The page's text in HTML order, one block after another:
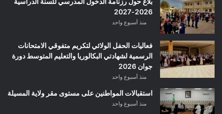
2026-2027
منذ أسبوع واحد
فعاليات الحفل الولائي لتكريم متفوقي الامتحانات
الرسمية لشهادتي البكالوريا والتعليم المتوسط دورة
جوان 2026
منذ أسبوع واحد
استقبالات المواطنين على مستوى مقر ولاية المسيلة
منذ أسبوع واحد